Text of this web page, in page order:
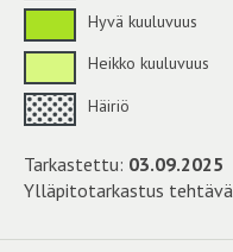
Hyvä kuuluvuus
Heikko kuuluvuus
Häiriö
Tarkastettu: 03.09.2025
Ylläpitotarkastus